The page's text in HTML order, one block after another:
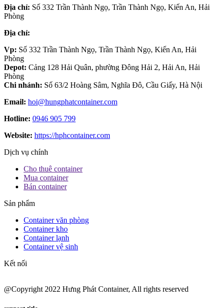
Địa chỉ: Số 332 Trần Thành Ngọ, Trần Thành Ngọ, Kiến An, Hải
Phòng
Địa chỉ:
Vp: Số 332 Trần Thành Ngọ, Trần Thành Ngọ, Kiến An, Hải
Phòng
Depot: Cảng 128 Hải Quân, phường Đông Hải 2, Hải An, Hải
Phòng
Chi nhánh: Số 63/2 Hoàng Sâm, Nghĩa Đô, Cầu Giấy, Hà Nội
Email: hoi@hungphatcontainer.com
Hotline: 0946 905 799
Website: https://hphcontainer.com
Dịch vụ chính
Cho thuê container
Mua container
Bán container
Sản phẩm
Container văn phòng
Container kho
Container lạnh
Container vệ sinh
Kết nối
@Copyright 2022 Hưng Phát Container, All rights reserved